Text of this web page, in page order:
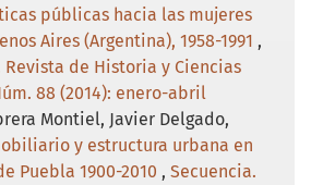
públicas hacia las mujeres
Aires (Argentina), 1958-1991 ,
Revista de Historia y Ciencias
88 (2014): enero-abril
Montiel, Javier Delgado,
y estructura urbana en
Puebla 1900-2010 , Secuencia.